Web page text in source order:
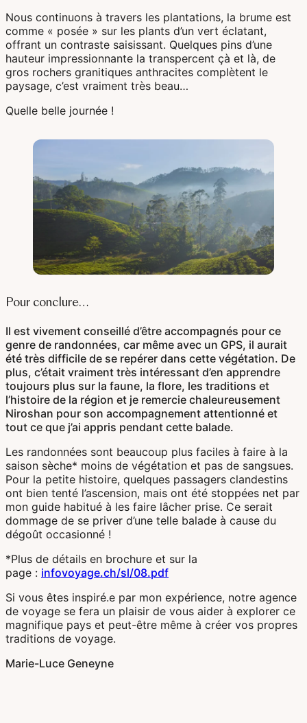
Nous continuons à travers les plantations, la brume est
comme « posée » sur les plants d’un vert éclatant,
offrant un contraste saisissant. Quelques pins d’une
hauteur impressionnante la transpercent çà et là, de
gros rochers granitiques anthracites complètent le
paysage, c’est vraiment très beau…
Quelle belle journée !
Pour conclure…
Il est vivement conseillé d’être accompagnés pour ce
genre de randonnées, car même avec un GPS, il aurait
été très difficile de se repérer dans cette végétation. De
plus, c’était vraiment très intéressant d’en apprendre
toujours plus sur la faune, la flore, les traditions et
l’histoire de la région et je remercie chaleureusement
Niroshan pour son accompagnement attentionné et
tout ce que j’ai appris pendant cette balade.
Les randonnées sont beaucoup plus faciles à faire à la
saison sèche* moins de végétation et pas de sangsues.
Pour la petite histoire, quelques passagers clandestins
ont bien tenté l’ascension, mais ont été stoppées net par
mon guide habitué à les faire lâcher prise. Ce serait
dommage de se priver d’une telle balade à cause du
dégoût occasionné !
*Plus de détails en brochure et sur la
page : infovoyage.ch/sl/08.pdf
Si vous êtes inspiré.e par mon expérience, notre agence
de voyage se fera un plaisir de vous aider à explorer ce
magnifique pays et peut-être même à créer vos propres
traditions de voyage.
Marie-Luce Geneyne